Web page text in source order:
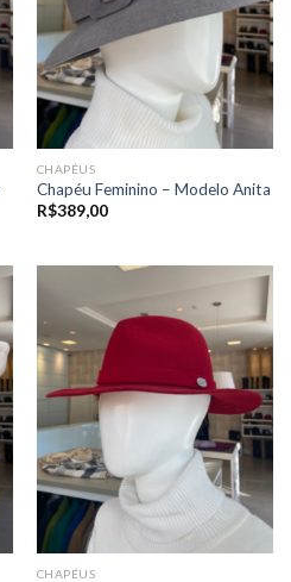
CHAPÉUS
Chapéu Feminino – Modelo Anita
R$389,00
CHAPÉUS